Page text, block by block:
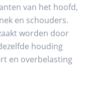
van het hoofd,
en schouders.
worden door
houding
en overbelasting